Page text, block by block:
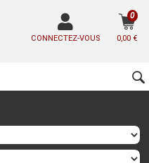
CONNECTEZ-VOUS 0,00 €
0